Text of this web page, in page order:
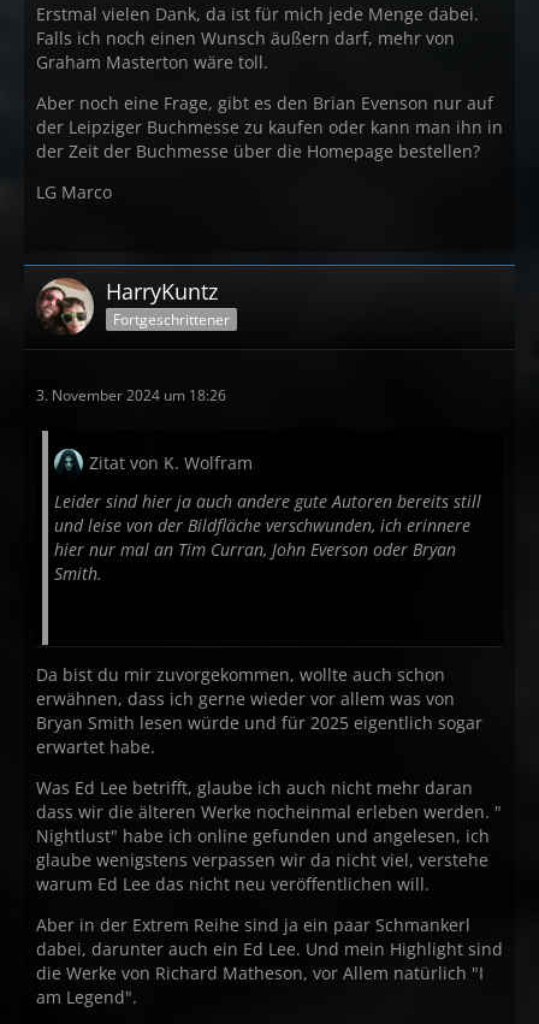
Erstmal vielen Dank, da ist für mich jede Menge dabei.
Falls ich noch einen Wunsch äußern darf, mehr von
Graham Masterton wäre toll.
Aber noch eine Frage, gibt es den Brian Evenson nur auf
der Leipziger Buchmesse zu kaufen oder kann man ihn in
der Zeit der Buchmesse über die Homepage bestellen?
LG Marco
HarryKuntz
Fortgeschrittener
3. November 2024 um 18:26
Zitat von K. Wolfram
Leider sind hier ja auch andere gute Autoren bereits still
und leise von der Bildfläche verschwunden, ich erinnere
hier nur mal an Tim Curran, John Everson oder Bryan
Smith.
Da bist du mir zuvorgekommen, wollte auch schon
erwähnen, dass ich gerne wieder vor allem was von
Bryan Smith lesen würde und für 2025 eigentlich sogar
erwartet habe.
Was Ed Lee betrifft, glaube ich auch nicht mehr daran
dass wir die älteren Werke nocheinmal erleben werden. "
Nightlust" habe ich online gefunden und angelesen, ich
glaube wenigstens verpassen wir da nicht viel, verstehe
warum Ed Lee das nicht neu veröffentlichen will.
Aber in der Extrem Reihe sind ja ein paar Schmankerl
dabei, darunter auch ein Ed Lee. Und mein Highlight sind
die Werke von Richard Matheson, vor Allem natürlich "I
am Legend".